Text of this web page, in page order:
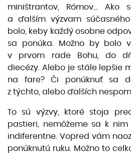
miništrantov, Rómov...
a ďalším výzvam
bolo, keby každý osobne
sa ponúka. Možno by bolo
v prvom rade Bohu, do
diecézy. Alebo je stále lepšie
na fare? Či ponúknuť sa
z týchto, alebo ďalších
To sú výzvy, ktoré stoja
pastieri, nemôžeme sa k
indiferentne. Vopred vám
ponúknutú ruku. Možno to